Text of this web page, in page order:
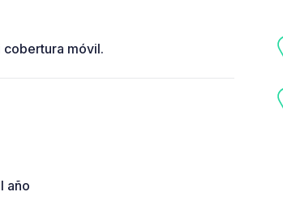
cobertura móvil.
año